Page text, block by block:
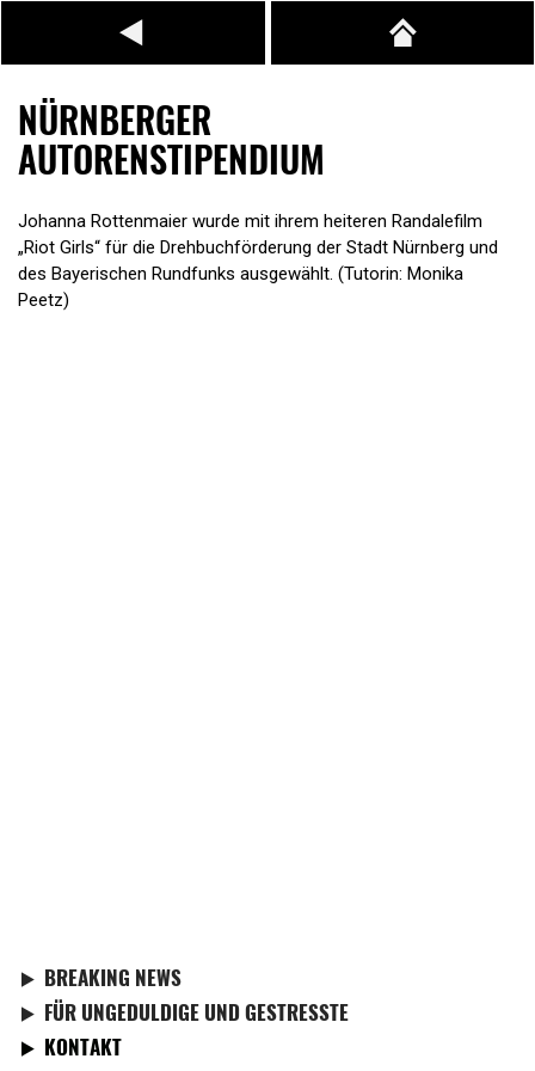
NÜRNBERGER
AUTORENSTIPENDIUM
Johanna Rottenmaier wurde mit ihrem heiteren Randalefilm
„Riot Girls“ für die Drehbuchförderung der Stadt Nürnberg und
des Bayerischen Rundfunks ausgewählt. (Tutorin: Monika
Peetz)
BREAKING NEWS
FÜR UNGEDULDIGE UND GESTRESSTE
KONTAKT